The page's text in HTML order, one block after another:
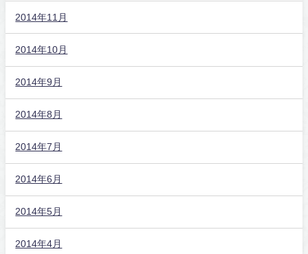
2014年11月
2014年10月
2014年9月
2014年8月
2014年7月
2014年6月
2014年5月
2014年4月